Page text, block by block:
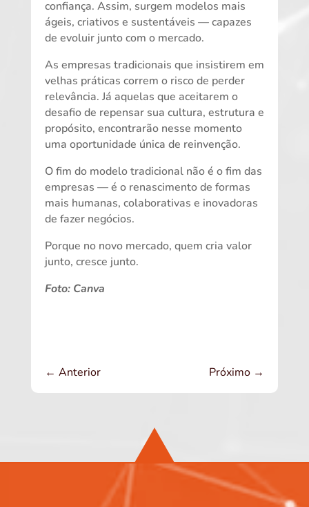
confiança. Assim, surgem modelos mais
ágeis, criativos e sustentáveis — capazes
de evoluir junto com o mercado.
As empresas tradicionais que insistirem em
velhas práticas correm o risco de perder
relevância. Já aquelas que aceitarem o
desafio de repensar sua cultura, estrutura e
propósito, encontrarão nesse momento
uma oportunidade única de reinvenção.
O fim do modelo tradicional não é o fim das
empresas — é o renascimento de formas
mais humanas, colaborativas e inovadoras
de fazer negócios.
Porque no novo mercado, quem cria valor
junto, cresce junto.
Foto: Canva
← Anterior Próximo →